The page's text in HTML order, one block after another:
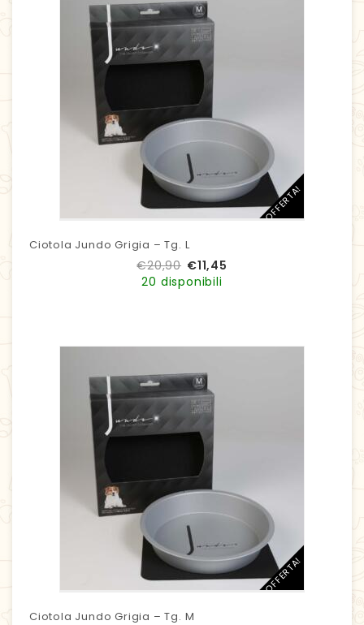
IN OFFERTA!
Ciotola Jundo Grigia – Tg. L
€20,90 €11,45
20 disponibili
IN OFFERTA!
Ciotola Jundo Grigia – Tg. M